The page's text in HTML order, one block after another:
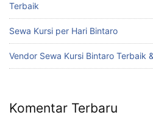
Terbaik
Sewa Kursi per Hari Bintaro
Vendor Sewa Kursi Bintaro Terbaik
Komentar Terbaru